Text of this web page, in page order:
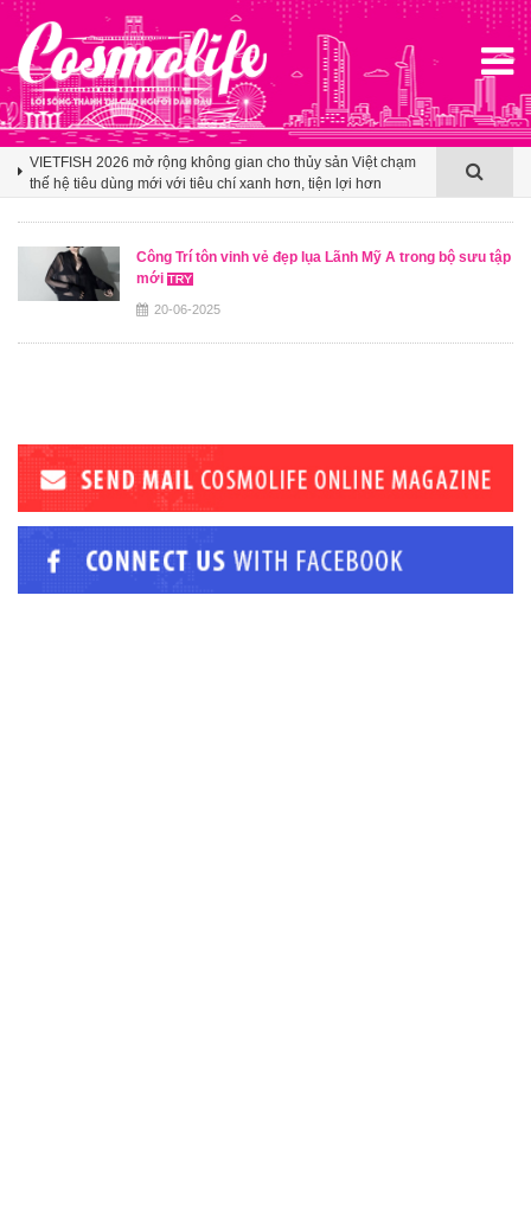
Klook hé lộ khoảng trống cảm ơn trong văn hóa du lịch nhóm
của người Việt
VIETFISH 2026 mở rộng không gian cho thủy sản Việt chạm
thế hệ tiêu dùng mới với tiêu chí xanh hơn, tiện lợi hơn
Booking.com x Mille Mille biến ly cà phê thành tấm vé mở lối
du lịch Việt
Klook hé lộ khoảng trống cảm ơn trong văn hóa du lịch nhóm
Công Trí tôn vinh vẻ đẹp lụa Lãnh Mỹ A trong bộ sưu tập
mới
20-06-2025